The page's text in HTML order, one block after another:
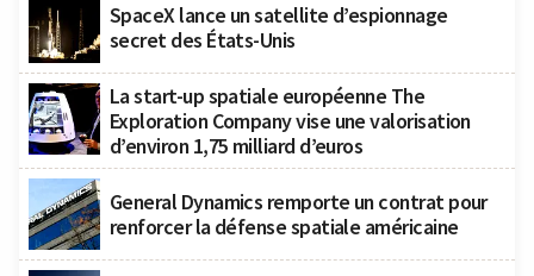
SpaceX lance un satellite d’espionnage
secret des États-Unis
La start-up spatiale européenne The
Exploration Company vise une valorisation
d’environ 1,75 milliard d’euros
General Dynamics remporte un contrat pour
renforcer la défense spatiale américaine